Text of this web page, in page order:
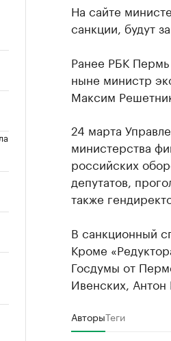
На сайте
санкции, будут
Ранее РБК Пермь
ныне министр
Максим
24 марта
министерства
российских
депутатов,
также
В санкционный
Кроме
Госдумы от
Ивенских,
АвторыТеги